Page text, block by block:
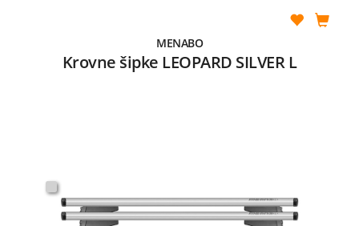
MENABO
Krovne šipke LEOPARD SILVER L